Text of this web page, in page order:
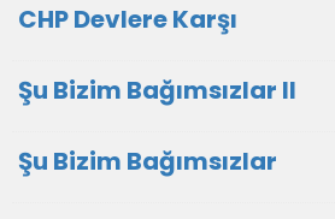
CHP Devlere Karşı
Şu Bizim Bağımsızlar II
Şu Bizim Bağımsızlar